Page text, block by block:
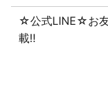
☆公式LINE☆お
載‼